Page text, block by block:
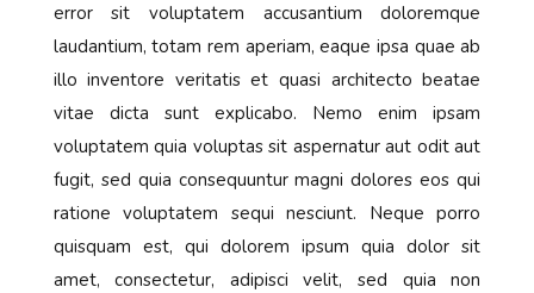
error sit voluptatem accusantium doloremque
laudantium, totam rem aperiam, eaque ipsa quae ab
illo inventore veritatis et quasi architecto beatae
vitae dicta sunt explicabo. Nemo enim ipsam
voluptatem quia voluptas sit aspernatur aut odit aut
fugit, sed quia consequuntur magni dolores eos qui
ratione voluptatem sequi nesciunt. Neque porro
quisquam est, qui dolorem ipsum quia dolor sit
amet, consectetur, adipisci velit, sed quia non